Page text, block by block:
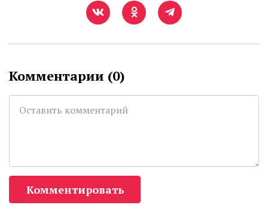
Комментарии (0)
Комментировать